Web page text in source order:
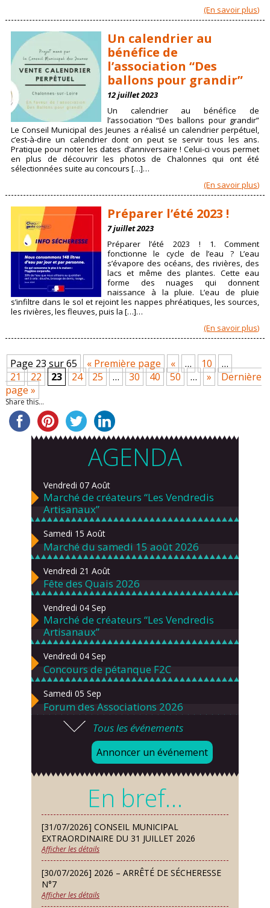
(En savoir plus)
Un calendrier au
bénéfice de
l’association “Des
ballons pour grandir”
12 juillet 2023
Un calendrier au bénéfice de
l’association “Des ballons pour grandir”
Le Conseil Municipal des Jeunes a réalisé un calendrier perpétuel,
c’est-à-dire un calendrier dont on peut se servir tous les ans.
Pratique pour noter les dates d’anniversaire ! Celui-ci vous permet
en plus de découvrir les photos de Chalonnes qui ont été
sélectionnées suite au concours […]…
(En savoir plus)
Préparer l’été 2023 !
7 juillet 2023
Préparer l’été 2023 ! 1. Comment
fonctionne le cycle de l’eau ? L’eau
s’évapore des océans, des rivières, des
lacs et même des plantes. Cette eau
forme des nuages qui donnent
naissance à la pluie. L’eau de pluie
s’infiltre dans le sol et rejoint les nappes phréatiques, les sources,
les rivières, les fleuves, puis la […]…
(En savoir plus)
Page 23 sur 65 « Première page « … 10
…
21
22 23 24 25 … 30 40 50 … »
Dernière
page »
Share this...
AGENDA
Vendredi 07 Août
Marché de créateurs “Les Vendredis
Artisanaux”
Samedi 15 Août
Marché du samedi 15 août 2026
Vendredi 21 Août
Fête des Quais 2026
Vendredi 04 Sep
Marché de créateurs “Les Vendredis
Artisanaux”
Vendredi 04 Sep
Concours de pétanque F2C
Samedi 05 Sep
Forum des Associations 2026
Lundi 07 Sep
Danses solo et en couple – cours
d’essai gratuit
Mardi 08 Sep
Chorale À travers chants
Samedi 12 Sep
Défi de pêche aux leurres (concept
lure house)
Dimanche 13 Sep
Repas de fouées
Lundi 14 Sep
Tous les événements
Annoncer un événement
En bref…
[31/07/2026] CONSEIL MUNICIPAL
EXTRAORDINAIRE DU 31 JUILLET 2026
Afficher les détails
[30/07/2026] 2026 – ARRÊTÉ DE SÉCHERESSE
N°7
Afficher les détails